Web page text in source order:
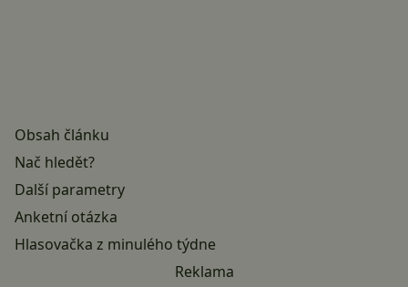
Obsah článku
Nač hledět?
Další parametry
Anketní otázka
Hlasovačka z minulého týdne
Reklama